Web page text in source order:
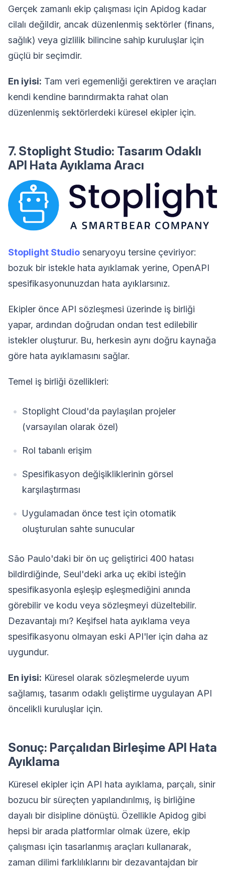
Gerçek zamanlı ekip çalışması için Apidog kadar
cilalı değildir, ancak düzenlenmiş sektörler (finans,
sağlık) veya gizlilik bilincine sahip kuruluşlar için
güçlü bir seçimdir.
En iyisi: Tam veri egemenliği gerektiren ve araçları
kendi kendine barındırmakta rahat olan
düzenlenmiş sektörlerdeki küresel ekipler için.
7. Stoplight Studio: Tasarım Odaklı
API Hata Ayıklama Aracı
Stoplight Studio senaryoyu tersine çeviriyor:
bozuk bir istekle hata ayıklamak yerine, OpenAPI
spesifikasyonunuzdan hata ayıklarsınız.
Ekipler önce API sözleşmesi üzerinde iş birliği
yapar, ardından doğrudan ondan test edilebilir
istekler oluşturur. Bu, herkesin aynı doğru kaynağa
göre hata ayıklamasını sağlar.
Temel iş birliği özellikleri:
Stoplight Cloud'da paylaşılan projeler
(varsayılan olarak özel)
Rol tabanlı erişim
Spesifikasyon değişikliklerinin görsel
karşılaştırması
Uygulamadan önce test için otomatik
oluşturulan sahte sunucular
São Paulo'daki bir ön uç geliştirici 400 hatası
bildirdiğinde, Seul'deki arka uç ekibi isteğin
spesifikasyonla eşleşip eşleşmediğini anında
görebilir ve kodu veya sözleşmeyi düzeltebilir.
Dezavantajı mı? Keşifsel hata ayıklama veya
spesifikasyonu olmayan eski API'ler için daha az
uygundur.
En iyisi: Küresel olarak sözleşmelerde uyum
sağlamış, tasarım odaklı geliştirme uygulayan API
öncelikli kuruluşlar için.
Sonuç: Parçalıdan Birleşime API Hata
Ayıklama
Küresel ekipler için API hata ayıklama, parçalı, sinir
bozucu bir süreçten yapılandırılmış, iş birliğine
dayalı bir disipline dönüştü. Özellikle Apidog gibi
hepsi bir arada platformlar olmak üzere, ekip
çalışması için tasarlanmış araçları kullanarak,
zaman dilimi farklılıklarını bir dezavantajdan bir